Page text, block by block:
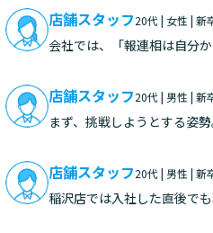
いと感…
店舗スタッフ20代 | 女性 | 新
会社では、「報連相は自分
店舗スタッフ20代 | 男性 | 新
まず、挑戦しようとする姿
が挑戦…
店舗スタッフ20代 | 男性 | 新
稲沢店では入社した直後で